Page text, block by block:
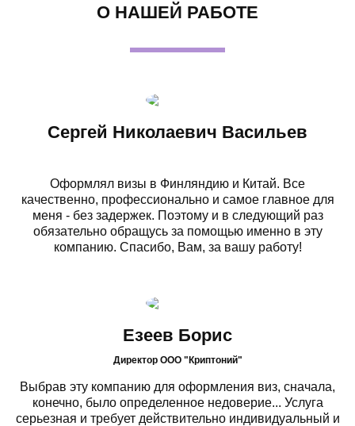
О НАШЕЙ РАБОТЕ
Сергей Николаевич Васильев
Оформлял визы в Финляндию и Китай. Все
качественно, профессионально и самое главное для
меня - без задержек. Поэтому и в следующий раз
обязательно обращусь за помощью именно в эту
компанию. Спасибо, Вам, за вашу работу!
Езеев Борис
Директор ООО "Криптоний"
Выбрав эту компанию для оформления виз, сначала,
конечно, было определенное недоверие... Услуга
серьезная и требует действительно индивидуальный и